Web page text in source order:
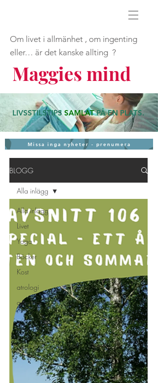
Om livet i allmänhet , om ingenting
eller… är det kanske allting ?
Maggies mind
LIVSSTILSTIPSSAMLATPÅ EN PLATS.
Missa inga nyheter - prenumera
BLOGG
Alla inlägg
Livet
Yoga
Böcker
Kost
atrologi
astrologi
Alla inlägg